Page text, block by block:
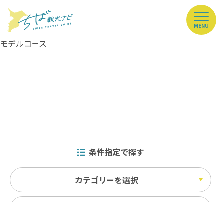
MENU
モデルコース
条件指定で探す
カテゴリーを選択